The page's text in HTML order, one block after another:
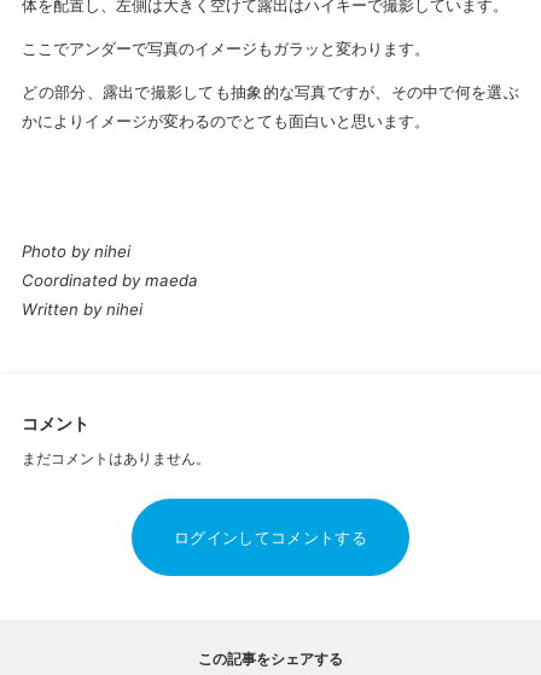
体を配置し、左側は大きく空けて露出はハイキーで撮影しています。
ここでアンダーで写真のイメージもガラッと変わります。
どの部分、露出で撮影しても抽象的な写真ですが、その中で何を選ぶ
かによりイメージが変わるのでとても面白いと思います。
Photo by nihei
Coordinated by maeda
Written by nihei
コメント
まだコメントはありません。
ログインしてコメントする
この記事をシェアする